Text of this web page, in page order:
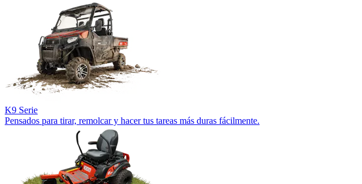
K9 Serie
Pensados para tirar, remolcar y hacer tus tareas más duras fácilmente.